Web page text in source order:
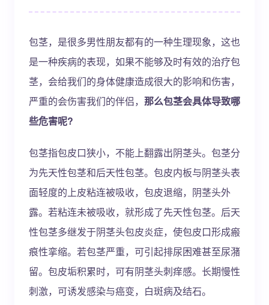
包茎，是很多男性朋友都有的一种生理现象，这也
是一种疾病的表现，如果不能够及时有效的治疗包
茎，会给我们的身体健康造成很大的影响和伤害，
严重的会伤害我们的伴侣， 那么包茎会具体导致哪
些危害呢?
包茎指包皮口狭小，不能上翻露出阴茎头。包茎分
为先天性包茎和后天性包茎。包皮内板与阴茎头表
面轻度的上皮粘连被吸收，包皮退缩，阴茎头外
露。若粘连未被吸收，就形成了先天性包茎。后天
性包茎多继发于阴茎头包皮炎症，使包皮口形成瘢
痕性挛缩。若包茎严重，可引起排尿困难甚至尿潴
留。包皮垢积累时，可有阴茎头刺痒感。长期慢性
刺激，可诱发感染与癌变，白斑病及结石。